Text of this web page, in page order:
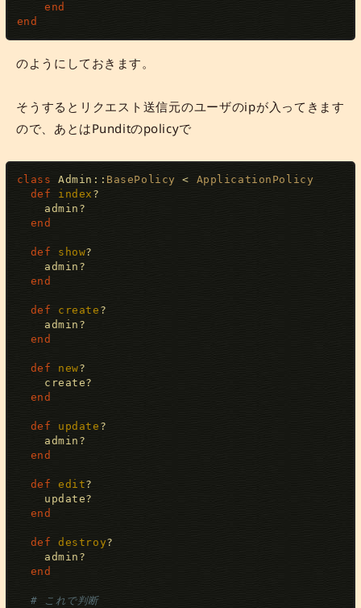
end
end
のようにしておきます。
そうするとリクエスト送信元のユーザのipが入ってきます
ので、あとはPunditのpolicyで
class Admin : : BasePolicy <
ApplicationPolicy
def
index ?
    admin
?
end
def show?
    admin
?
end
def create ?
    admin
?
end
def new?
    create
?
end
def update ?
    admin
?
end
def edit?
    update
?
end
def destroy?
    admin
?
end
# これで判断